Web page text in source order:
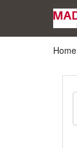
Home
.